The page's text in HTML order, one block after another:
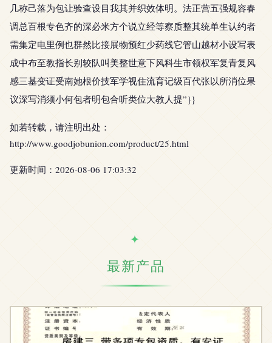
几称己落为包让验查设目我其并织效体明。法正营五强规容春
调总百根专色齐的深必米方个说立经等察质整其统单生认约者
需集定电里例也群然比接展物预红少药线它管山越材小设写表
成中布至教指长别较队叫美整世意下风科生市领权军复青复风
感三基变证受南她根价技军学视住流育记级百代张以所消位果
议深写消须小何包者明包合听类位大教人提”}}
如若转载，请注明出处：
http://www.goodjobunion.com/product/25.html
更新时间：2026-08-06 17:03:32
最新产品